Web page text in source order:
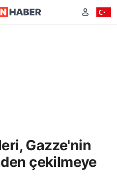
Gazze'nin
çekilmeye